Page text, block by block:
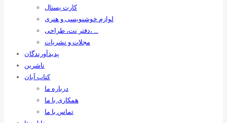
کارت پستال
لوازم خوشنویسی و هنری
دفتر نت، طراحی، …
مجلات و نشریات
پدیدآورندگان
ناشرین
کتاب آبان
درباره ما
همکاری با ما
تماس با ما